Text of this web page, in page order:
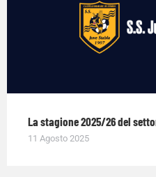
La stagione 2025/26 del
11 Agosto 2025